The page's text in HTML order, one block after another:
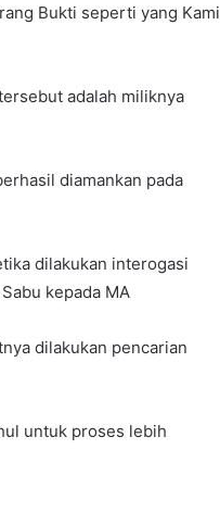
Bukti seperti yang Kami
adalah miliknya
diamankan pada
dilakukan interogasi
kepada MA
dilakukan pencarian
untuk proses lebih